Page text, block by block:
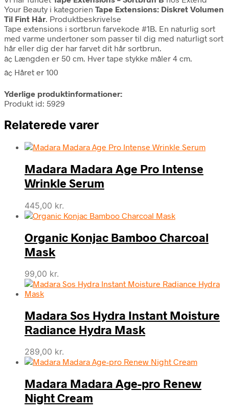
Your Beauty i kategorien Tape Extensions: Diskret Volumen
Til Fint Hår. Produktbeskrivelse
Tape extensions i sortbrun farvekode #1B. En naturlig sort
med varme undertoner som passer til dig med naturligt sort
hår eller dig der har farvet dit hår sortbrun.
â¢ Længden er 50 cm. Hver tape stykke måler 4 cm.
â¢ Håret er 100
Yderlige produktinformationer:
Produkt id: 5929
Relaterede varer
Madara Madara Age Pro Intense
Wrinkle Serum
445,00 kr.
Organic Konjac Bamboo Charcoal
Mask
99,00 kr.
Madara Sos Hydra Instant Moisture
Radiance Hydra Mask
289,00 kr.
Madara Madara Age-pro Renew
Night Cream